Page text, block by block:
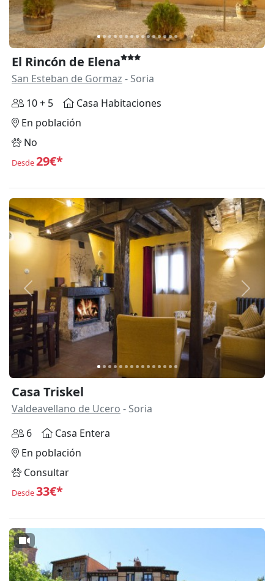
El Rincón de Elena
San Esteban de Gormaz - Soria
10 + 5
Casa Habitaciones
En población
No
Desde29€*
Anterior
Casa Triskel
Valdeavellano de Ucero - Soria
6
Casa Entera
En población
Consultar
Desde33€*